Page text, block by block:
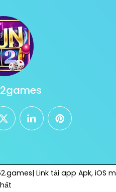
twitterlinkedinpinterest
Link tải app Apk, iOS